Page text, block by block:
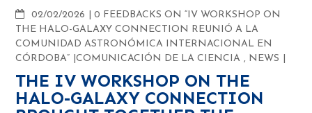
02/02/2026 COMMENTS
0 FEEDBACKS ON “IV WORKSHOP ON
THE HALO-GALAXY CONNECTION REUNIÓ A LA
COMUNIDAD ASTRONÓMICA INTERNACIONAL EN
CÓRDOBA”
COMUNICACIÓN DE LA CIENCIA , NEWS
THE IV WORKSHOP ON THE
HALO-GALAXY CONNECTION